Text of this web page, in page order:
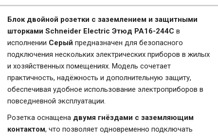
Блок двойной розетки с заземлением и защитными
шторками Schneider Electric Этюд PA16-244C в
исполнении Серый предназначен для безопасного
подключения нескольких электрических приборов в жилых
и хозяйственных помещениях. Модель сочетает
практичность, надёжность и дополнительную защиту,
обеспечивая удобное использование электроприборов в
повседневной эксплуатации.
Розетка оснащена двумя гнёздами с заземляющим
контактом, что позволяет одновременно подключать